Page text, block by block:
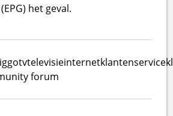
het geval.
tvtelevisieinternetklantenservice
forum